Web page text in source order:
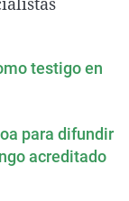
rosa de los vientos
el perro y el
de
Rioja
Vasco
testigo en
para difundir
acreditado